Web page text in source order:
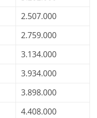
2.507.000
2.759.000
3.134.000
3.934.000
3.898.000
4.408.000